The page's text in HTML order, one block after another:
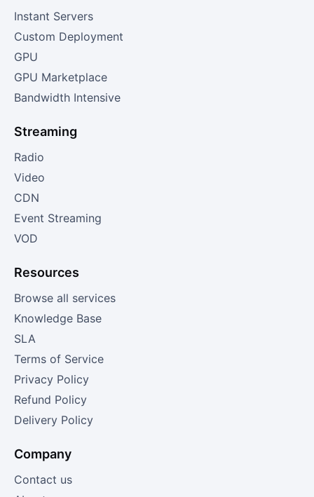
Instant Servers
Custom Deployment
GPU
GPU Marketplace
Bandwidth Intensive
Streaming
Radio
Video
CDN
Event Streaming
VOD
Resources
Browse all services
Knowledge Base
SLA
Terms of Service
Privacy Policy
Refund Policy
Delivery Policy
Company
Contact us